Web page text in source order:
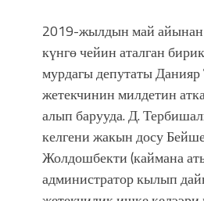
2019-жылдын май айынан
күнгө чейин аталган
мурдагы депутаты
жетекчинин милдетин
алып барууда. Д.
келгени жакын досу
Жолдошбекти (каймана
администратор кылып